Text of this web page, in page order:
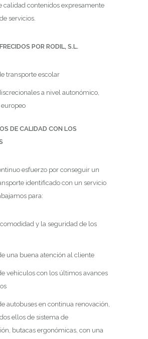
calidad contenidos expresamente
servicios.
POR RODIL, S.L.
transporte escolar
a nivel autonómico,
DE CALIDAD CON LOS
esfuerzo por conseguir un
identificado con un servicio
para:
y la seguridad de los
una buena atención al cliente
vehículos con los últimos avances
autobuses en continua renovación,
ellos de sistema de
butacas ergonómicas, con una